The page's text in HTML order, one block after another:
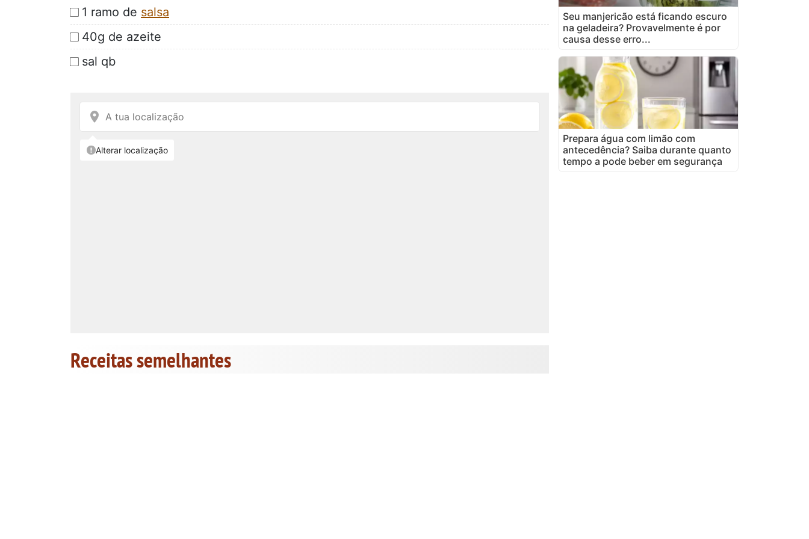
1 ramo de salsa
40g de azeite
sal qb
Receitas semelhantes
Seu manjericão está ficando escuro
na geladeira? Provavelmente é por
causa desse erro...
Prepara água com limão com
antecedência? Saiba durante quanto
tempo a pode beber em segurança